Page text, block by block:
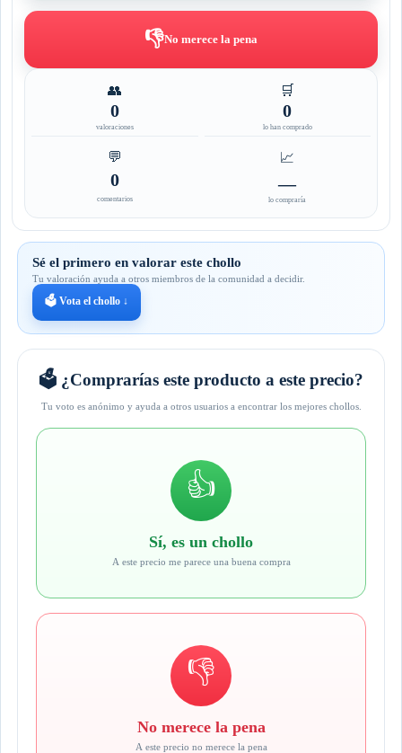
👎No merece la pena
👥
0
valoraciones
🛒
0
lo han comprado
💬
0
comentarios
📈
—
lo compraría
Sé el primero en valorar este chollo
Tu valoración ayuda a otros miembros de la comunidad a decidir.
🗳️ Vota el chollo ↓
🗳️ ¿Comprarías este producto a este precio?
Tu voto es anónimo y ayuda a otros usuarios a encontrar los mejores chollos.
👍
Sí, es un chollo
A este precio me parece una buena compra
👎
No merece la pena
A este precio no merece la pena